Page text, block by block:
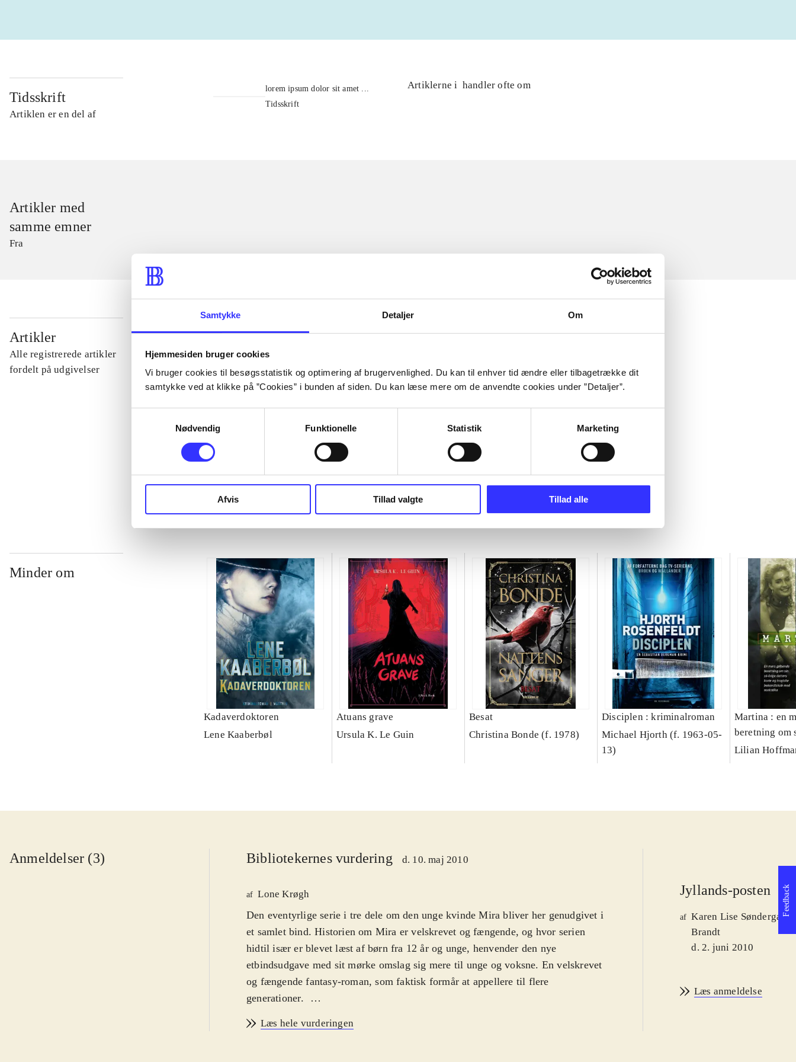
Samtykke Detaljer Om
Hjemmesiden bruger cookies
Vi bruger cookies til besøgsstatistik og optimering af brugervenlighed. Du kan til enhver tid ændre eller tilbagetrække dit
samtykke ved at klikke på ”Cookies” i bunden af siden. Du kan læse mere om de anvendte cookies under ”Detaljer”.
Nødvendig
Funktionelle Statistik Marketing
Afvis Tillad valgte Tillad alle
Tidsskrift
Artiklen er en del af
lorem ipsum dolor sit amet ...
Tidsskrift
Artiklerne i handler ofte om
Artikler med
samme emner
Fra
Artikler
Alle registrerede artikler
fordelt på udgivelser
...
...
...
Minder om
Kadaverdoktoren
Lene Kaaberbøl
Atuans grave
Ursula K. Le Guin
Besat
Christina Bonde (f. 1978)
Disciplen : kriminalroman
Michael Hjorth (f. 1963-05-
13)
Martina : en
beretning om
datters korte
Lilian
Anmeldelser (3) Bibliotekernes vurdering d. 10. maj 2010
af Lone Krøgh
Den eventyrlige serie i tre dele om den unge kvinde Mira bliver her genudgivet i
et samlet bind. Historien om Mira er velskrevet og fængende, og hvor serien
hidtil især er blevet læst af børn fra 12 år og unge, henvender den nye
etbindsudgave med sit mørke omslag sig mere til unge og voksne. En velskrevet
og fængende fantasy-roman, som faktisk formår at appellere til flere
generationer.
hver lejr. Da der udbryder kamp på liv og død mellem de to folk i landet, bliver
Læs hele vurderingen
Jyllands-posten
af Karen Lise Søndergaard
Brandt
d. 2. juni 2010
Læs anmeldelse
Feedback